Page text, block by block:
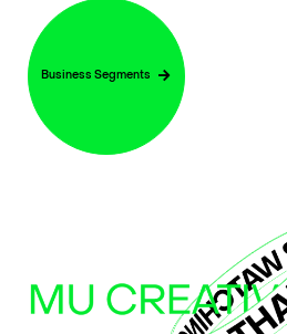
Business Segments